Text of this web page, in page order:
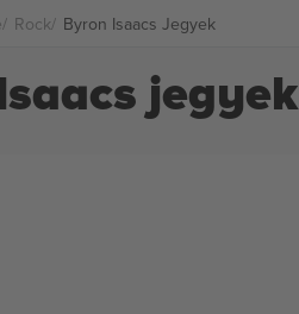
Rock Byron Isaacs Jegyek
jegyek